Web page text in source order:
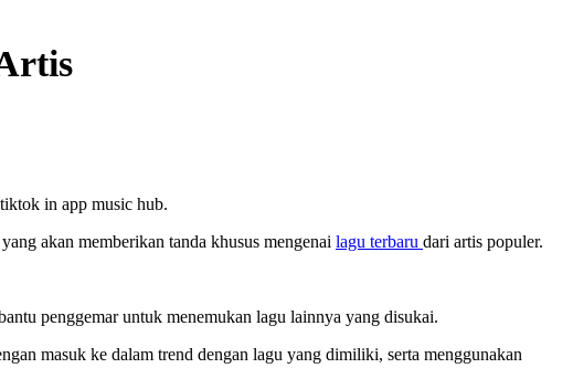
in app music hub.
akan memberikan tanda khusus mengenai lagu terbaru dari artis populer.
penggemar untuk menemukan lagu lainnya yang disukai.
masuk ke dalam trend dengan lagu yang dimiliki, serta menggunakan